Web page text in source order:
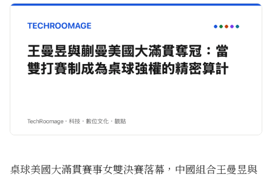
桌球美國大滿貫賽事女雙決賽落幕，中國組合王曼昱與